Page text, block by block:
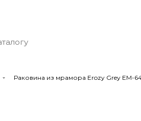
Раковина из мрамора Erozy Grey EM-